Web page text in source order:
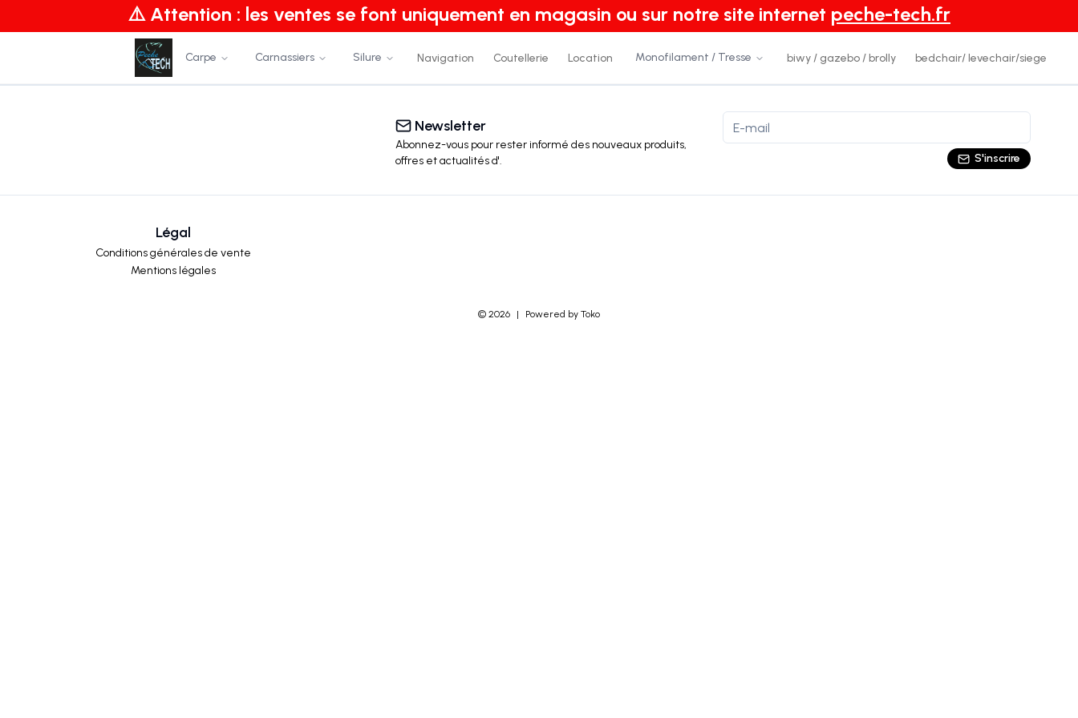
⚠️ Attention : les ventes se font uniquement en magasin ou sur notre site internet peche-tech.fr
Carpe Carnassiers Silure Navigation Coutellerie Location Monofilament / Tresse biwy / gazebo / brolly bedchair/ levechair/siege
Newsletter
Abonnez-vous pour rester informé des nouveaux produits,
offres et actualitésd'. S'inscrire
Légal
Conditions générales de vente
Mentions légales
© 2026 | Powered by Toko